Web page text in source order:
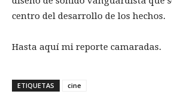
centro del desarrollo de los hechos.
Hasta aquí mi reporte camaradas.
ETIQUETAS cine